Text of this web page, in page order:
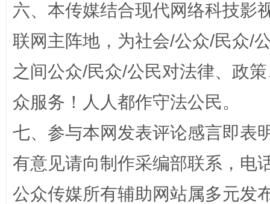
在谋一域中谋全局
今
六、本传媒结合现代网络科技影
联网主阵地，为社会/公众/民众/
之间公众/民众/公民对法律、政
众服务！人人都作守法公民。
七、参与本网发表评论感言即表
有意见请向制作采编部联系，电
公众传媒所有辅助网站属多元发